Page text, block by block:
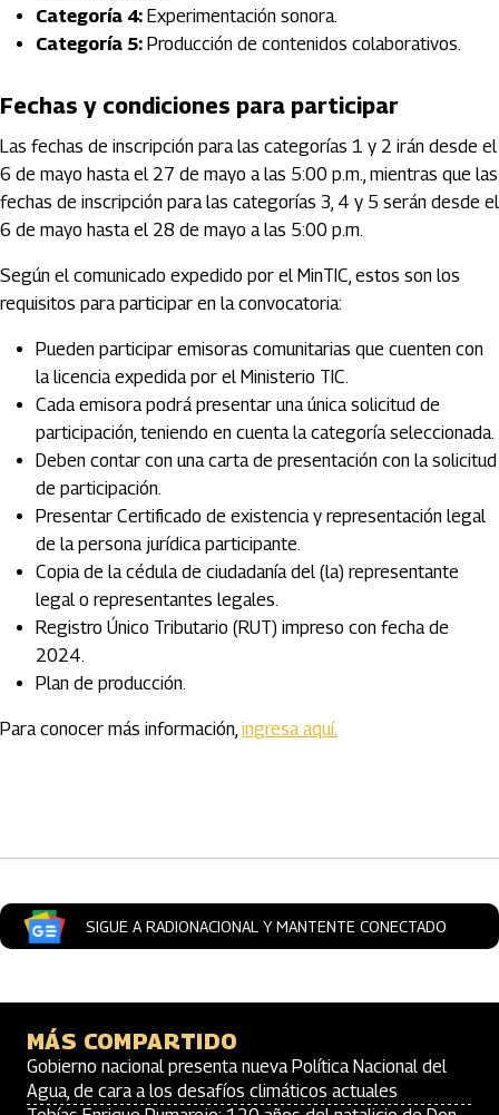
Categoría 4: Experimentación sonora.
Categoría 5: Producción de contenidos colaborativos.
Fechas y condiciones para participar
Las fechas de inscripción para las categorías 1 y 2 irán desde el
6 de mayo hasta el 27 de mayo a las 5:00 p.m., mientras que las
fechas de inscripción para las categorías 3, 4 y 5 serán desde el
6 de mayo hasta el 28 de mayo a las 5:00 p.m.
Según el comunicado expedido por el MinTIC, estos son los
requisitos para participar en la convocatoria:
Pueden participar emisoras comunitarias que cuenten con
la licencia expedida por el Ministerio TIC.
Cada emisora podrá presentar una única solicitud de
participación, teniendo en cuenta la categoría seleccionada.
Deben contar con una carta de presentación con la solicitud
de participación.
Presentar Certificado de existencia y representación legal
de la persona jurídica participante.
Copia de la cédula de ciudadanía del (la) representante
legal o representantes legales.
Registro Único Tributario (RUT) impreso con fecha de
2024.
Plan de producción.
Para conocer más información, ingresa aquí.
SIGUE A RADIONACIONAL Y MANTENTE CONECTADO
MÁS COMPARTIDO
Gobierno nacional presenta nueva Política Nacional del
Agua, de cara a los desafíos climáticos actuales